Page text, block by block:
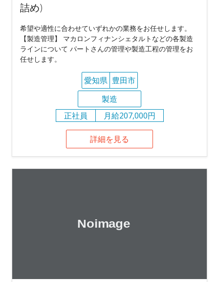
詰め)
希望や適性に合わせていずれかの業務をお任せします。
【製造管理】 マカロンフィナンシェタルトなどの各製造
ラインについて パートさんの管理や製造工程の管理をお
任せします。
愛知県 豊田市
製造
正社員
月給207,000円
詳細を見る